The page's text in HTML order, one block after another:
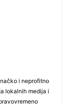
i neprofitno
lokalnih medija i